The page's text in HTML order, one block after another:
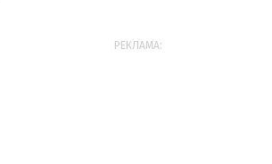
РЕКЛАМА: